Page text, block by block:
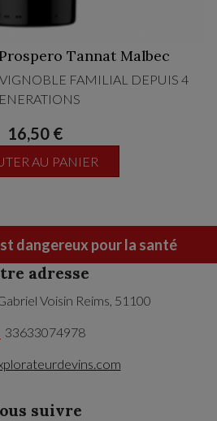
Tannat Malbec
FAMILIAL DEPUIS 4
16,50 €
AU PANIER
dangereux pour la santé
adresse
Voisin Reims, 51100
33633074978
suivre